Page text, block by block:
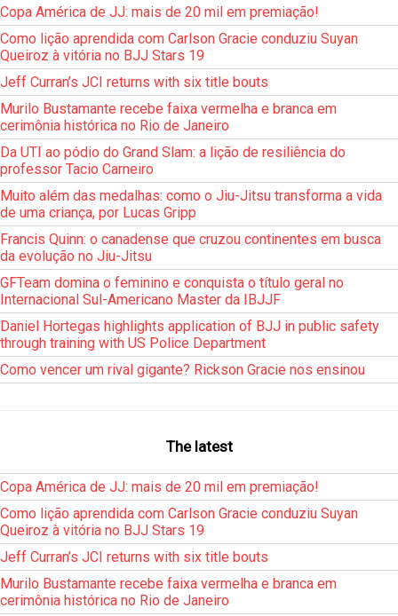
Copa América de JJ: mais de 20 mil em premiação!
Como lição aprendida com Carlson Gracie conduziu Suyan
Queiroz à vitória no BJJ Stars 19
Jeff Curran’s JCI returns with six title bouts
Murilo Bustamante recebe faixa vermelha e branca em
cerimônia histórica no Rio de Janeiro
Da UTI ao pódio do Grand Slam: a lição de resiliência do
professor Tacio Carneiro
Muito além das medalhas: como o Jiu-Jitsu transforma a vida
de uma criança, por Lucas Gripp
Francis Quinn: o canadense que cruzou continentes em busca
da evolução no Jiu-Jitsu
GFTeam domina o feminino e conquista o título geral no
Internacional Sul-Americano Master da IBJJF
Daniel Hortegas highlights application of BJJ in public safety
through training with US Police Department
Como vencer um rival gigante? Rickson Gracie nos ensinou
The latest
Copa América de JJ: mais de 20 mil em premiação!
Como lição aprendida com Carlson Gracie conduziu Suyan
Queiroz à vitória no BJJ Stars 19
Jeff Curran’s JCI returns with six title bouts
Murilo Bustamante recebe faixa vermelha e branca em
cerimônia histórica no Rio de Janeiro